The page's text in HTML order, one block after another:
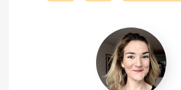
Céline
Calvé